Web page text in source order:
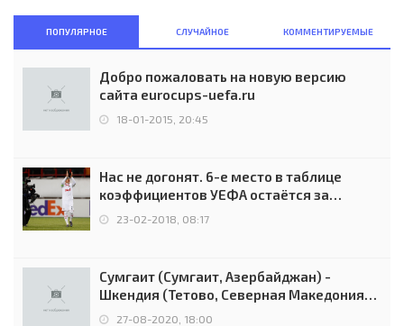
ПОПУЛЯРНОЕ СЛУЧАЙНОЕ КОММЕНТИРУЕМЫЕ
Добро пожаловать на новую версию
сайта eurocups-uefa.ru
18-01-2015, 20:45
Нас не догонят. 6-е место в таблице
коэффициентов УЕФА остаётся за
Россией
23-02-2018, 08:17
Сумгаит (Сумгаит, Азербайджан) -
Шкендия (Тетово, Северная Македония) -
0:2 (0:0)
27-08-2020, 18:00